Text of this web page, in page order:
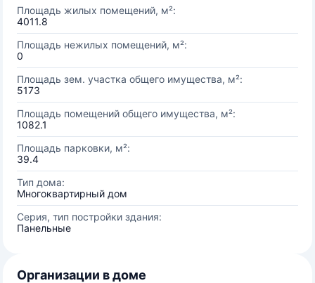
Площадь жилых помещений, м²:
4011.8
Площадь нежилых помещений, м²:
0
Площадь зем. участка общего имущества, м²:
5173
Площадь помещений общего имущества, м²:
1082.1
Площадь парковки, м²:
39.4
Тип дома:
Многоквартирный дом
Серия, тип постройки здания:
Панельные
Организации в доме